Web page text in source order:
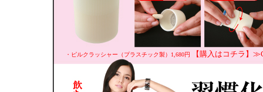
・ピルクラッシャー（プラスチック製）1,680円 【購入はコチラ】